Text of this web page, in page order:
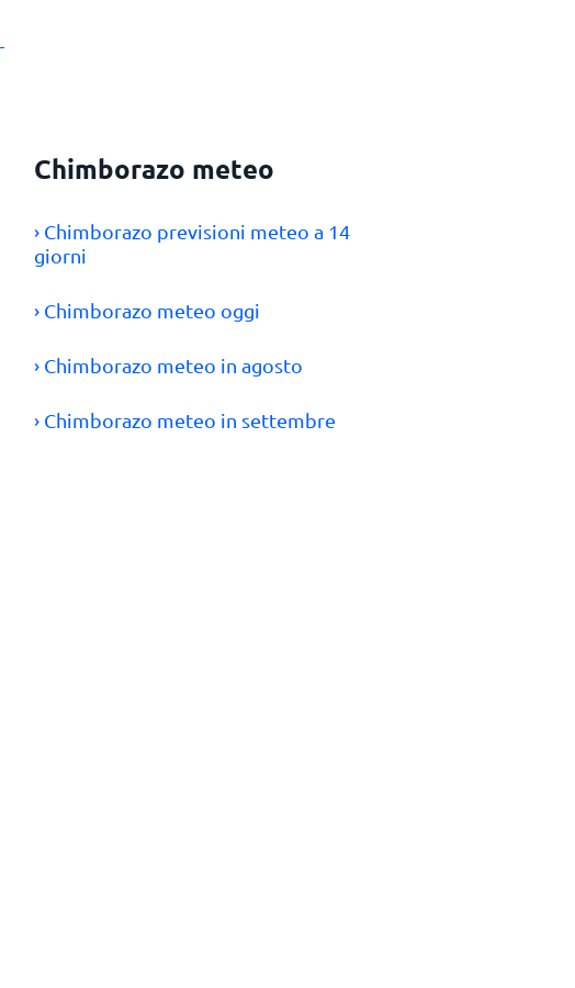
Chimborazo meteo
› Chimborazo previsioni meteo a 14
giorni
› Chimborazo meteo oggi
› Chimborazo meteo in agosto
› Chimborazo meteo in settembre